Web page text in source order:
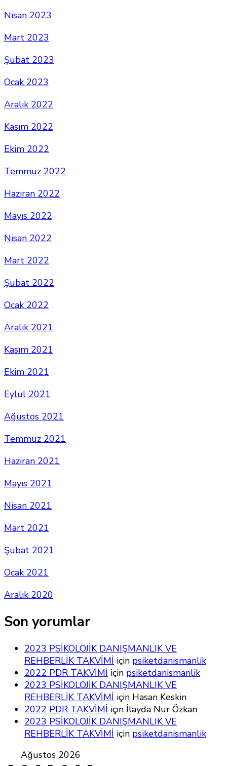
Nisan 2023
Mart 2023
Şubat 2023
Ocak 2023
Aralık 2022
Kasım 2022
Ekim 2022
Temmuz 2022
Haziran 2022
Mayıs 2022
Nisan 2022
Mart 2022
Şubat 2022
Ocak 2022
Aralık 2021
Kasım 2021
Ekim 2021
Eylül 2021
Ağustos 2021
Temmuz 2021
Haziran 2021
Mayıs 2021
Nisan 2021
Mart 2021
Şubat 2021
Ocak 2021
Aralık 2020
Son yorumlar
2023 PSİKOLOJİK DANIŞMANLIK VE
REHBERLİK TAKVİMİ için psiketdanismanlik
2022 PDR TAKVİMİ için psiketdanismanlik
2023 PSİKOLOJİK DANIŞMANLIK VE
REHBERLİK TAKVİMİ için Hasan Keskin
2022 PDR TAKVİMİ için İlayda Nur Özkan
2023 PSİKOLOJİK DANIŞMANLIK VE
REHBERLİK TAKVİMİ için psiketdanismanlik
Ağustos 2026